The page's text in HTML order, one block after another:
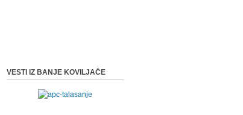
VESTI IZ BANJE KOVILJAČE